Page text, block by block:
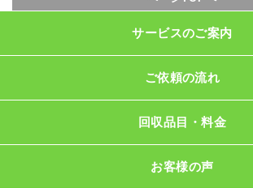
サービスのご案内
ご依頼の流れ
回収品目・料金
お客様の声